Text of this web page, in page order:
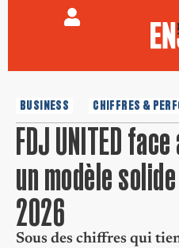
BUSINESS CHIFFRES &
FDJ UNITED
un modèle
2026
Sous des chiffres qui